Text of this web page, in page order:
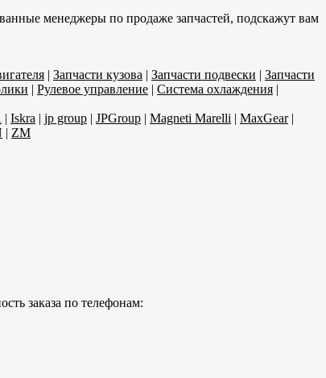
менеджеры по продаже запчастей, подскажут вам
| Запчасти кузова | Запчасти подвески | Запчасти
| Рулевое управление | Система охлаждения |
| Iskra | jp group | JPGroup | Magneti Marelli | MaxGear|
| ZM
заказа по телефонам: